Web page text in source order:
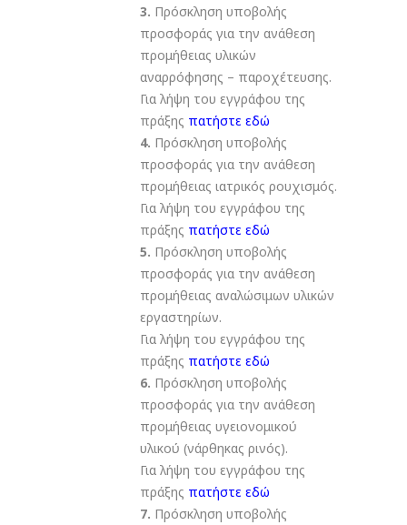
3. Πρόσκληση υποβολής
προσφοράς για την ανάθεση
προμήθειας υλικών
αναρρόφησης – παροχέτευσης.
Για λήψη του εγγράφου της
πράξης πατήστε εδώ
4. Πρόσκληση υποβολής
προσφοράς για την ανάθεση
προμήθειας ιατρικός ρουχισμός.
Για λήψη του εγγράφου της
πράξης πατήστε εδώ
5. Πρόσκληση υποβολής
προσφοράς για την ανάθεση
προμήθειας αναλώσιμων υλικών
εργαστηρίων.
Για λήψη του εγγράφου της
πράξης πατήστε εδώ
6. Πρόσκληση υποβολής
προσφοράς για την ανάθεση
προμήθειας υγειονομικού
υλικού (νάρθηκας ρινός).
Για λήψη του εγγράφου της
πράξης πατήστε εδώ
7. Πρόσκληση υποβολής